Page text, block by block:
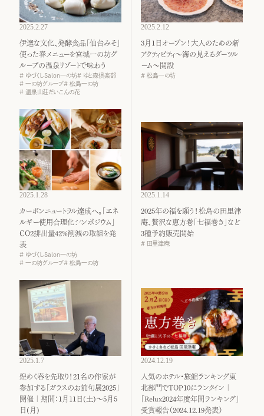
2025.2.27
伊達な文化、発酵食品「仙台みそ」
使った春メニューを宮城一の坊グ
ループの温泉リゾートで味わう
ゆづくしSalon一の坊
ゆと森倶楽部
一の坊グループ
松島一の坊
温泉山荘だいこんの花
2025.2.12
3月1日オープン！大人のための新
アクティビティ～海の見えるダーツル
ーム～開設
松島一の坊
2025.1.28
カーボンニュートラル達成へ。「エネ
ルギー使用合理化シンポジウム」
CO2排出量42%削減の取組を発
表
ゆづくしSalon一の坊
一の坊グループ
松島一の坊
2025.1.14
2025年の福を願う！松島の田里津
庵、贅沢な恵方巻「七福巻き」など
3種予約販売開始
田里津庵
2025.1.7
煌めく春を先取り！21名の作家が
参加する「ガラスのお節句展2025」
開催｜期間：1月11日(土)～5月5
日(月)
2024.12.19
人気のホテル・旅館ランキング東
北部門でTOP10にランクイン｜
「Relux2024年度年間ランキング」
受賞報告（2024.12.19発表）